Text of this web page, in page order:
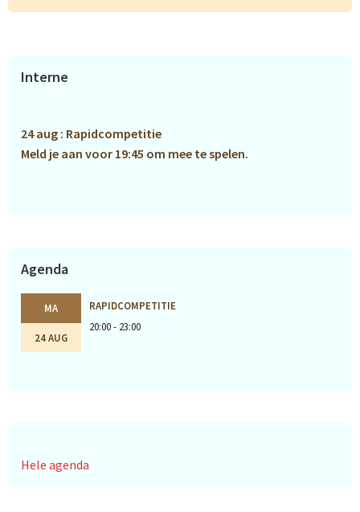
Primaire
Interne
24 aug : Rapidcompetitie
Meld je aan voor 19:45 om mee te spelen.
Agenda
MA
24 AUG
RAPIDCOMPETITIE
20:00 - 23:00
Hele agenda